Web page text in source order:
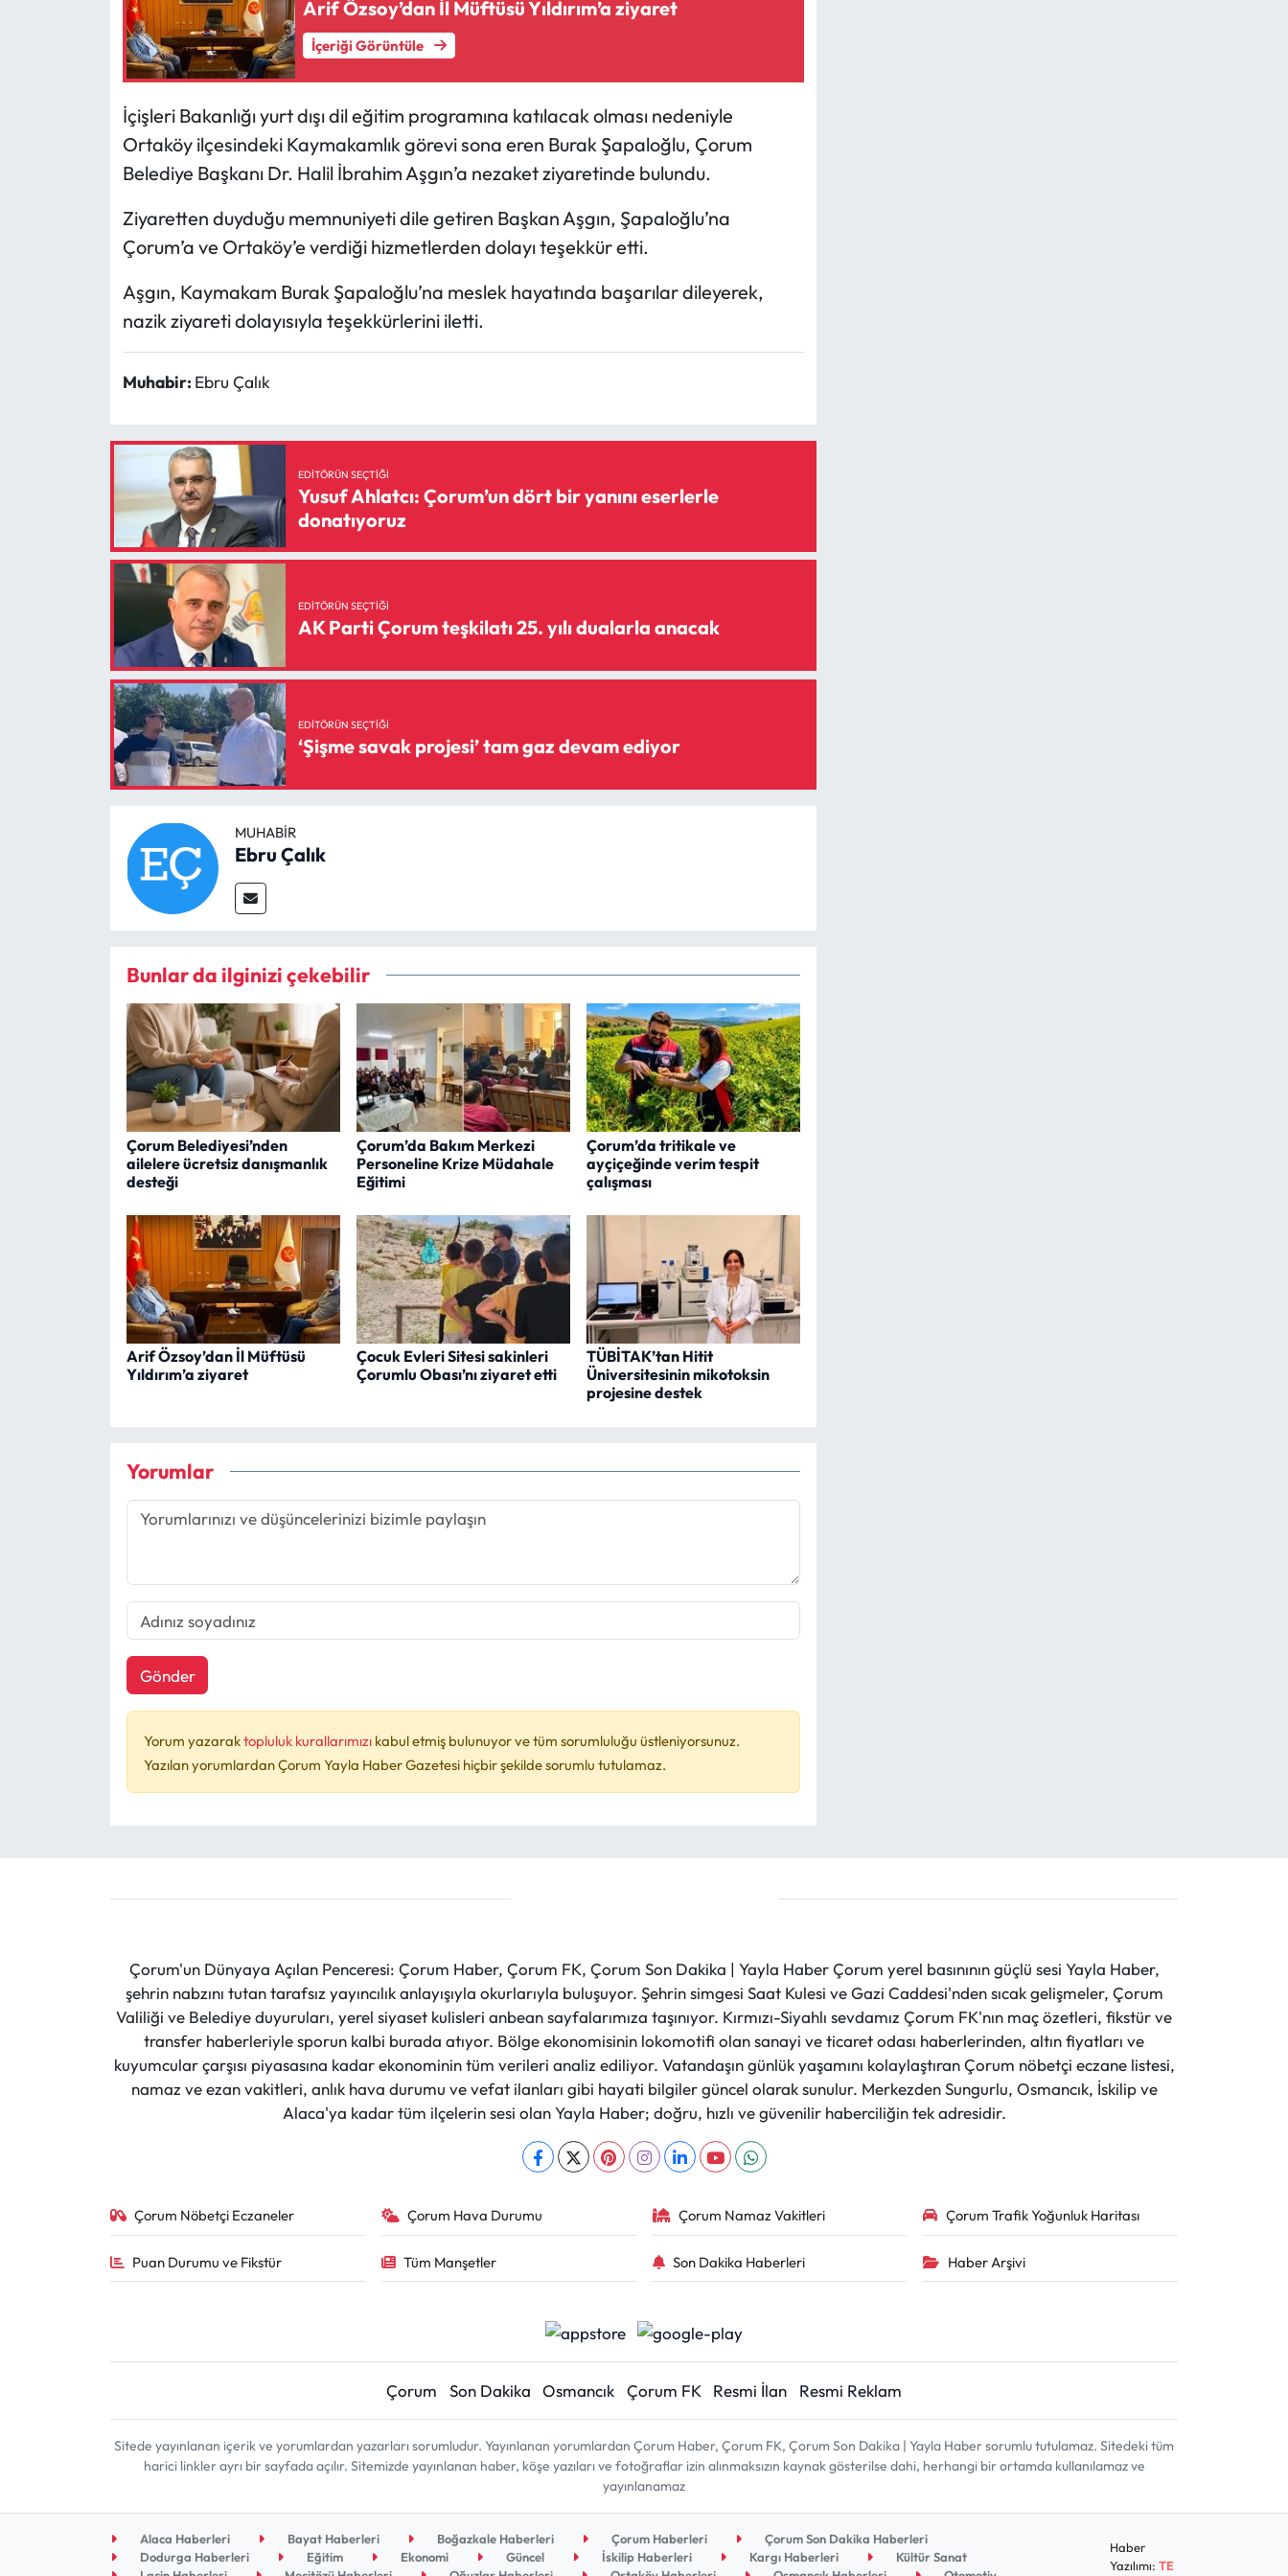
Arif Özsoy’dan İl Müftüsü Yıldırım’a ziyaret
İçeriği Görüntüle
İçişleri Bakanlığı yurt dışı dil eğitim programına katılacak olması nedeniyle
Ortaköy ilçesindeki Kaymakamlık görevi sona eren Burak Şapaloğlu, Çorum
Belediye Başkanı Dr. Halil İbrahim Aşgın’a nezaket ziyaretinde bulundu.
Ziyaretten duyduğu memnuniyeti dile getiren Başkan Aşgın, Şapaloğlu’na
Çorum’a ve Ortaköy’e verdiği hizmetlerden dolayı teşekkür etti.
Aşgın, Kaymakam Burak Şapaloğlu’na meslek hayatında başarılar dileyerek,
nazik ziyareti dolayısıyla teşekkürlerini iletti.
Muhabir: Ebru Çalık
EDITÖRÜN SEÇTIĞI
Yusuf Ahlatcı: Çorum’un dört bir yanını eserlerle
donatıyoruz
EDITÖRÜN SEÇTIĞI
AK Parti Çorum teşkilatı 25. yılı dualarla anacak
EDITÖRÜN SEÇTIĞI
‘Şişme savak projesi’ tam gaz devam ediyor
MUHABIR
Ebru Çalık
Bunlar da ilginizi çekebilir
Çorum Belediyesi’nden
ailelere ücretsiz danışmanlık
desteği
Çorum’da Bakım Merkezi
Personeline Krize Müdahale
Eğitimi
Çorum’da tritikale ve
ayçiçeğinde verim tespit
çalışması
Arif Özsoy’dan İl Müftüsü
Yıldırım’a ziyaret
Çocuk Evleri Sitesi sakinleri
Çorumlu Obası’nı ziyaret etti
TÜBİTAK’tan Hitit
Üniversitesinin mikotoksin
projesine destek
Yorumlar
Gönder
Yorum yazaraktopluluk kurallarımızı kabul etmiş bulunuyor ve tüm sorumluluğu üstleniyorsunuz.
Yazılan yorumlardan Çorum Yayla Haber Gazetesi hiçbir şekilde sorumlu tutulamaz.
Çorum'un Dünyaya Açılan Penceresi: Çorum Haber, Çorum FK, Çorum Son Dakika | Yayla Haber Çorum yerel basınının güçlü sesi Yayla Haber,
şehrin nabzını tutan tarafsız yayıncılık anlayışıyla okurlarıyla buluşuyor. Şehrin simgesi Saat Kulesi ve Gazi Caddesi'nden sıcak gelişmeler, Çorum
Valiliği ve Belediye duyuruları, yerel siyaset kulisleri anbean sayfalarımıza taşınıyor. Kırmızı-Siyahlı sevdamız Çorum FK'nın maç özetleri, fikstür ve
transfer haberleriyle sporun kalbi burada atıyor. Bölge ekonomisinin lokomotifi olan sanayi ve ticaret odası haberlerinden, altın fiyatları ve
kuyumcular çarşısı piyasasına kadar ekonominin tüm verileri analiz ediliyor. Vatandaşın günlük yaşamını kolaylaştıran Çorum nöbetçi eczane listesi,
namaz ve ezan vakitleri, anlık hava durumu ve vefat ilanları gibi hayati bilgiler güncel olarak sunulur. Merkezden Sungurlu, Osmancık, İskilip ve
Alaca'ya kadar tüm ilçelerin sesi olan Yayla Haber; doğru, hızlı ve güvenilir haberciliğin tek adresidir.
Çorum Nöbetçi Eczaneler Çorum Hava Durumu Çorum Namaz Vakitleri Çorum Trafik Yoğunluk Haritası
Puan Durumu ve Fikstür Tüm Manşetler Son Dakika Haberleri Haber Arşivi
Çorum Son Dakika Osmancık Çorum FK Resmi İlan Resmi Reklam
Sitede yayınlanan içerik ve yorumlardan yazarları sorumludur. Yayınlanan yorumlardan Çorum Haber, Çorum FK, Çorum Son Dakika | Yayla Haber sorumlu tutulamaz. Sitedeki tüm
harici linkler ayrı bir sayfada açılır. Sitemizde yayınlanan haber, köşe yazıları ve fotoğraflar izin alınmaksızın kaynak gösterilse dahi, herhangi bir ortamda kullanılamaz ve
yayınlanamaz
Alaca Haberleri Bayat Haberleri Boğazkale Haberleri Çorum Haberleri
Çorum Son Dakika Haberleri
Dodurga Haberleri
Eğitim Ekonomi Güncel İskilip Haberleri Kargı Haberleri
Kültür Sanat
Haber
Yazılımı:TE
Mecitözü Haberleri
Ortaköy Haberleri
Otomotiv
Resmi İlan
Sungurlu Haberleri
Uğurludağ Haberleri
Yayla Haber
Yemek Tarifleri
Yerel Haberler